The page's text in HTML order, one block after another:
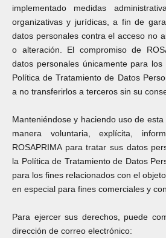
implementado medidas
organizativas y jurídicas, a fin de
datos personales contra el acceso no
o alteración. El compromiso de
datos personales únicamente para
Política de Tratamiento de Datos
a no transferirlos a terceros sin su
Manteniéndose y haciendo uso de
manera voluntaria, explícita,
ROSAPRIMA para tratar sus datos
la Política de Tratamiento de Datos
para los fines relacionados con el
en especial para fines comerciales y
Para ejercer sus derechos, puede
dirección de correo electrónico: